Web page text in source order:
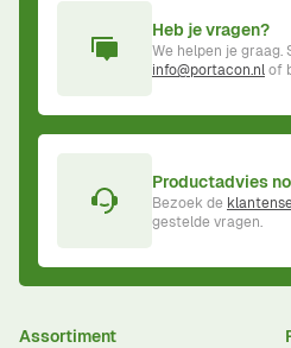
Heb je vragen?
We helpen je graag.
info@portacon.nlof
Productadvies
Bezoek de
gestelde vragen.
Assortiment